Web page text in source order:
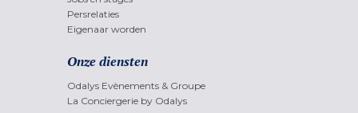
Persrelaties
Eigenaar worden
Onze diensten
Odalys Evènements & Groupe
La Conciergerie by Odalys